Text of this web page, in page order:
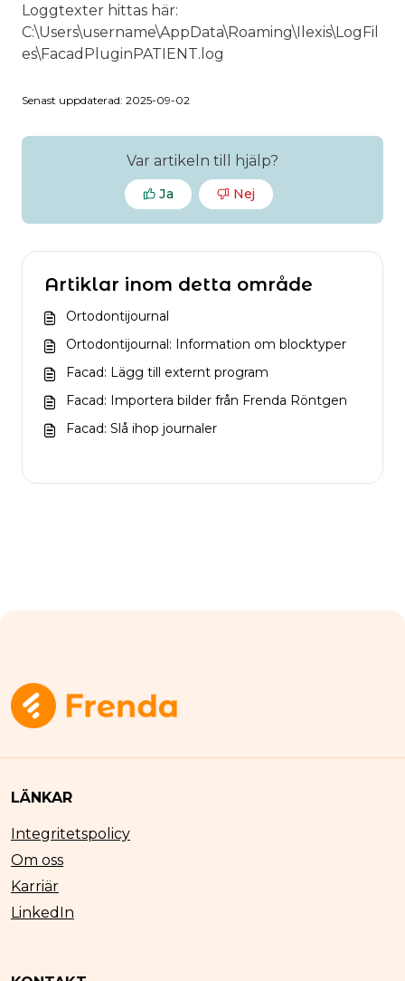
Loggtexter hittas här:
C:\Users\username\AppData\Roaming\Ilexis\LogFil
es\FacadPluginPATIENT.log
Senast uppdaterad: 2025-09-02
Var artikeln till hjälp?
Nej
Ja
Artiklar inom detta område
Ortodontijournal
Ortodontijournal: Information om blocktyper
Facad: Lägg till externt program
Facad: Importera bilder från Frenda Röntgen
Facad: Slå ihop journaler
LÄNKAR
Integritetspolicy
Om oss
Karriär
LinkedIn